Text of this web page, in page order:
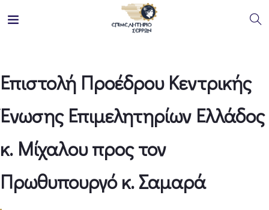
Επιστολή Προέδρου Κεντρικής
Ένωσης Επιμελητηρίων Ελλάδος
κ. Μίχαλου προς τον
Πρωθυπουργό κ. Σαμαρά